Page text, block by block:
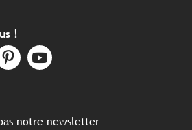
!
notre newsletter